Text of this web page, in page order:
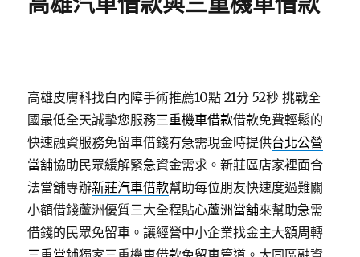
高雄皮膚科找白內障手術推薦10點 21分 52秒 挑戰全
國最低全天誠摯您服務三重機車借款借款免費輕鬆的
快速融資服務免留車借錢有急需現金時提供台北公營
當舖協助民眾緩解緊急資金需求。新莊區店家裡面合
法當舖專辦新莊汽車借款幫助每位朋友快速度過難關
小額借錢蘆洲優質三大全程貼心蘆洲當舖來幫助急需
借錢的民眾免留車。讓經營中小企業找金主大額周轉